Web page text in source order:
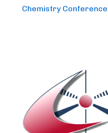
Chemistry Conference